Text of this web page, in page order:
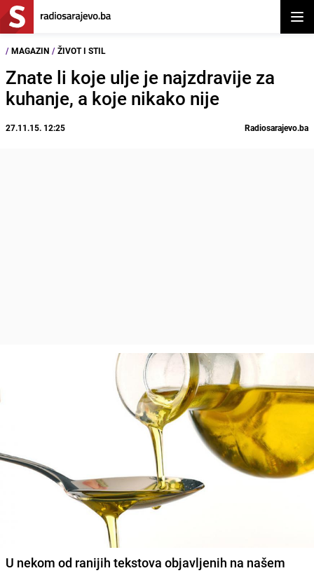
/ MAGAZIN / ŽIVOT I STIL
Znate li koje ulje je najzdravije za
kuhanje, a koje nikako nije
27.11.15. 12:25 Radiosarajevo.ba
U nekom od ranijih tekstova objavljenih na našem